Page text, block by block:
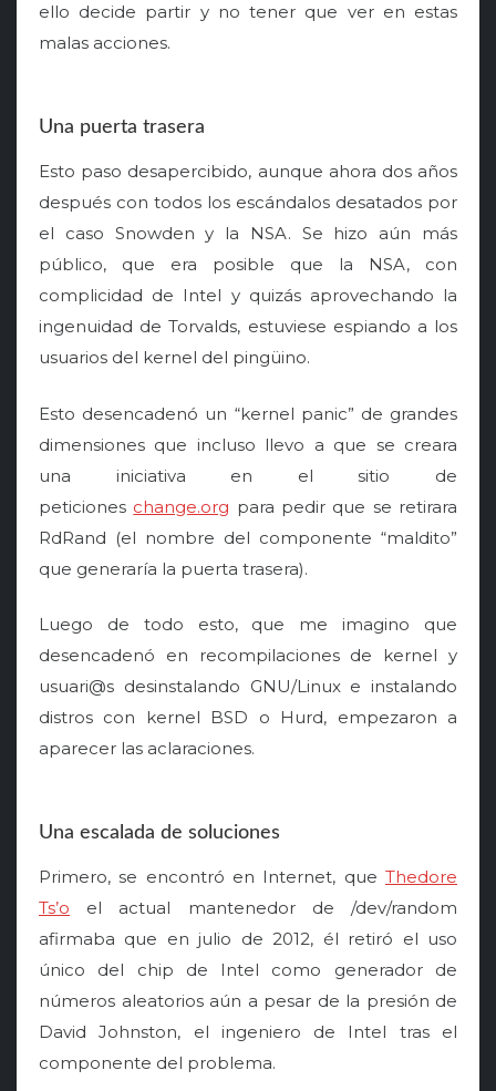
ello decide partir y no tener que ver en estas
malas acciones.
Una puerta trasera
Esto paso desapercibido, aunque ahora dos años
después con todos los escándalos desatados por
el caso Snowden y la NSA. Se hizo aún más
público, que era posible que la NSA, con
complicidad de Intel y quizás aprovechando la
ingenuidad de Torvalds, estuviese espiando a los
usuarios del kernel del pingüino.
Esto desencadenó un “kernel panic” de grandes
dimensiones que incluso llevo a que se creara
una iniciativa en el sitio de
peticiones change.org para pedir que se retirara
RdRand (el nombre del componente “maldito”
que generaría la puerta trasera).
Luego de todo esto, que me imagino que
desencadenó en recompilaciones de kernel y
usuari@s desinstalando GNU/Linux e instalando
distros con kernel BSD o Hurd, empezaron a
aparecer las aclaraciones.
Una escalada de soluciones
Primero, se encontró en Internet, que Thedore
Ts’o el actual mantenedor de /dev/random
afirmaba que en julio de 2012, él retiró el uso
único del chip de Intel como generador de
números aleatorios aún a pesar de la presión de
David Johnston, el ingeniero de Intel tras el
componente del problema.